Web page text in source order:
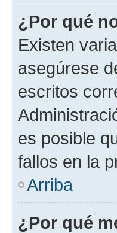
¿Por qué
Existen
asegúrese
escritos
es posible
fallos en la
Arriba
¿Por qué